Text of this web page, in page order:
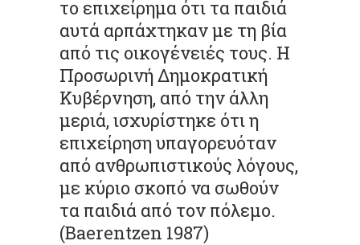
το επιχείρημα ότι τα παιδιά
αυτά αρπάχτηκαν με τη βία
από τις οικογένειές τους. Η
Προσωρινή Δημοκρατική
Κυβέρνηση, από την άλλη
μεριά, ισχυρίστηκε ότι η
επιχείρηση υπαγορευόταν
από ανθρωπιστικούς λόγους,
με κύριο σκοπό να σωθούν
τα παιδιά από τον πόλεμο.
(Baerentzen 1987)